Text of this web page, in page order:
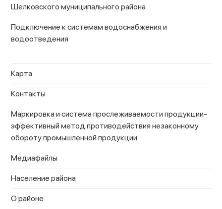
Шелковского муниципального района
Подключение к системам водоснабжения и
водоотведения
Карта
Контакты
Маркировка и система прослеживаемости продукции-
эффективный метод противодействия незаконному
обороту промышленной продукции
Медиафайлы
Население района
О районе